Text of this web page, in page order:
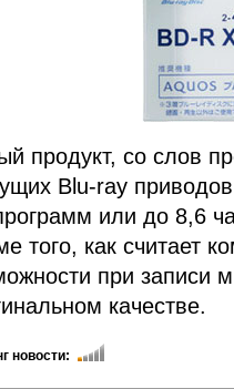
продукт, со слов
Blu-ray
или до 8,6
того, как считает
при записи
качестве.
новости: